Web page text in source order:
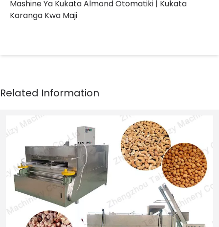
Mashine Ya Kukata Almond Otomatiki | Kukata
Karanga Kwa Maji